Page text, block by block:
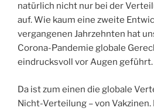
natürlich nicht nur bei der
auf. Wie kaum eine zweite
vergangenen Jahrzehnten hat
Corona-Pandemie globale
eindrucksvoll vor Augen geführt.
Da ist zum einen die globale
Nicht-Verteilung – von Vakzinen.